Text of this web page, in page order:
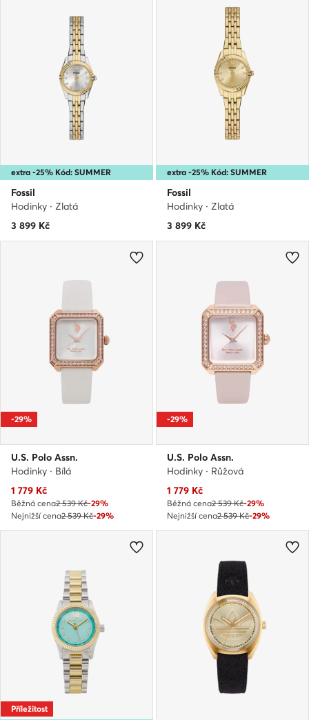
extra -25% Kód: SUMMER
Fossil
Hodinky · Zlatá
3 899 Kč
extra -25% Kód: SUMMER
Fossil
Hodinky · Zlatá
3 899 Kč
-29%
U.S. Polo Assn.
Hodinky · Bílá
Aktuální cena
1 779 Kč
Běžná cena2 539 Kč-29%
Nejnižší cena2 539 Kč-29%
-29%
U.S. Polo Assn.
Hodinky · Růžová
Aktuální cena
1 779 Kč
Běžná cena2 539 Kč-29%
Nejnižší cena2 539 Kč-29%
Příležitost